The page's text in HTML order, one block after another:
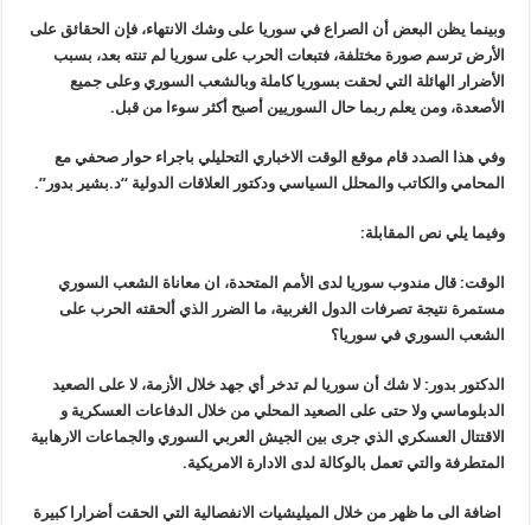
وبينما يظن البعض أن الصراع في سوريا على وشك الانتهاء، فإن الحقائق على
الأرض ترسم صورة مختلفة، فتبعات الحرب على سوريا لم تنته بعد، بسبب
الأضرار الهائلة التي لحقت بسوريا كاملة وبالشعب السوري وعلى جميع
الأصعدة، ومن يعلم ربما حال السوريين أصبح أكثر سوءا من قبل.
وفي هذا الصدد قام موقع الوقت الاخباري التحليلي باجراء حوار صحفي مع
المحامي والكاتب والمحلل السياسي ودكتور العلاقات الدولية “د.بشير بدور”.
وفيما يلي نص المقابلة:
الوقت: قال مندوب سوريا لدى الأمم المتحدة، ان معاناة الشعب السوري
مستمرة نتيجة تصرفات الدول الغربية، ما الضرر الذي ألحقته الحرب على
الشعب السوري في سوريا؟
الدكتور بدور: لا شك أن سوريا لم تدخر أي جهد خلال الأزمة، لا على الصعيد
الدبلوماسي ولا حتى على الصعيد المحلي من خلال الدفاعات العسكرية و
الاقتتال العسكري الذي جرى بين الجيش العربي السوري والجماعات الارهابية
المتطرفة والتي تعمل بالوكالة لدى الادارة الامريكية.
اضافة الى ما ظهر من خلال الميليشيات الانفصالية التي الحقت أضرارا كبيرة